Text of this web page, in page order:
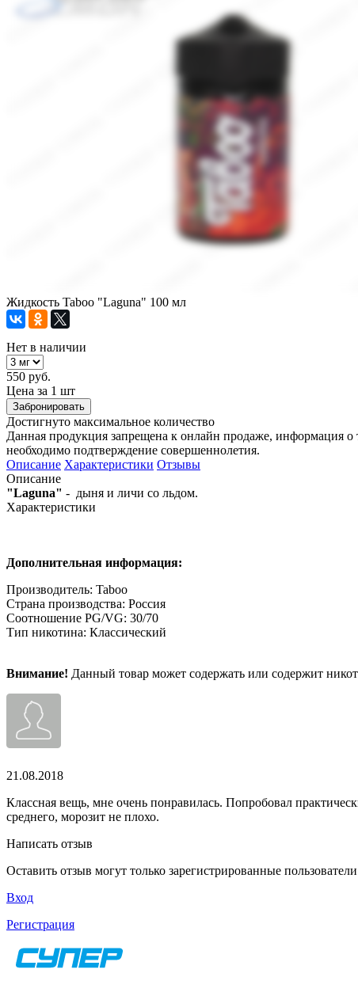
Жидкость Taboo "Laguna" 100 мл
Нет в наличии
550 руб.
Цена за 1 шт
Забронировать
Достигнуто максимальное количество
Данная продукция запрещена к онлайн продаже, информация о
необходимо подтверждение совершеннолетия.
Описание Характеристики Отзывы
Описание
"Laguna" - дыня и личи со льдом.
Характеристики
Дополнительная информация:
Производитель: Taboo
Страна производства: Россия
Соотношение PG/VG: 30/70
Тип никотина: Классический
Внимание! Данный товар может содержать или содержит
21.08.2018
Классная вещь, мне очень понравилась. Попробовал
среднего, морозит не плохо.
Написать отзыв
Оставить отзыв могут только зарегистрированные
Вход
Регистрация